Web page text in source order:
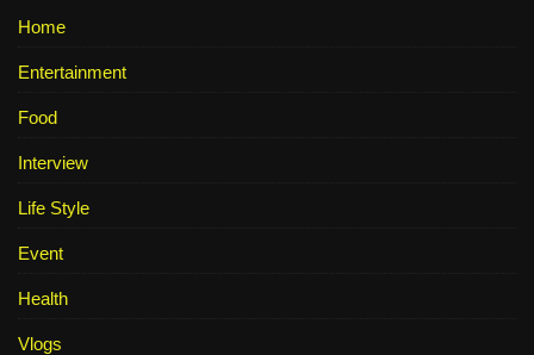
Home
Entertainment
Food
Interview
Life Style
Event
Health
Vlogs